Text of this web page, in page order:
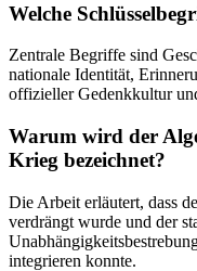
Welche
Zentrale Begriffe sind
nationale Identität,
offizieller Gedenkkultur
Warum wird der
Krieg bezeichnet?
Die Arbeit erläutert, dass
verdrängt wurde und der
integrieren konnte.